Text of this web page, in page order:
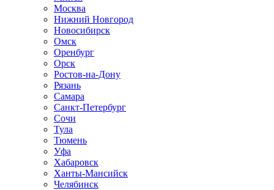
Москва
Нижний Новгород
Новосибирск
Омск
Оренбург
Орск
Ростов-на-Дону
Рязань
Самара
Санкт-Петербург
Сочи
Тула
Тюмень
Уфа
Хабаровск
Ханты-Мансийск
Челябинск